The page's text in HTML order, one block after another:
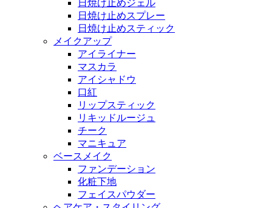
日焼け止めジェル
日焼け止めスプレー
日焼け止めスティック
メイクアップ
アイライナー
マスカラ
アイシャドウ
口紅
リップスティック
リキッドルージュ
チーク
マニキュア
ベースメイク
ファンデーション
化粧下地
フェイスパウダー